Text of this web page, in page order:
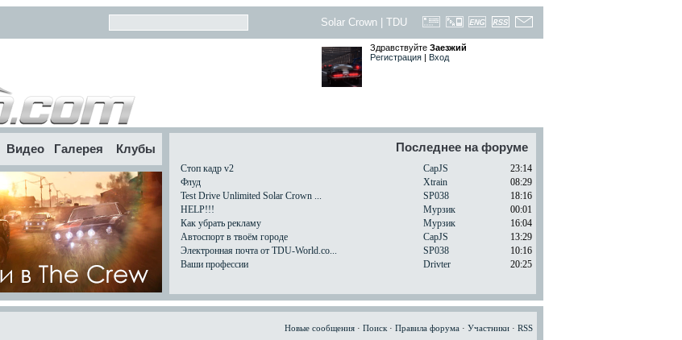
Solar Crown TDU
Здравствуйте Заезжий
Регистрация | Вход
Видео Галерея Клубы Последнее на форуме
Стоп кадр v2 CapJS
23:14
Флуд
Xtrain
08:29
Test Drive Unlimited Solar Crown ...
SP038
18:16
HELP!!!
Мурзик
00:01
Как убрать рекламу
Мурзик
16:04
Автоспорт в твоём городе
CapJS
13:29
Электронная почта от TDU-World.co...
SP038
10:16
Ваши профессии
Drivter 20:25
Новые сообщения · Поиск · Правила форума · Участники · RSS